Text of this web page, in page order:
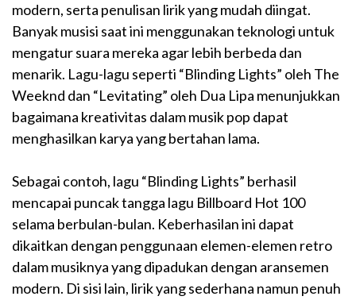
modern, serta penulisan lirik yang mudah diingat.
Banyak musisi saat ini menggunakan teknologi untuk
mengatur suara mereka agar lebih berbeda dan
menarik. Lagu-lagu seperti “Blinding Lights” oleh The
Weeknd dan “Levitating” oleh Dua Lipa menunjukkan
bagaimana kreativitas dalam musik pop dapat
menghasilkan karya yang bertahan lama.
Sebagai contoh, lagu “Blinding Lights” berhasil
mencapai puncak tangga lagu Billboard Hot 100
selama berbulan-bulan. Keberhasilan ini dapat
dikaitkan dengan penggunaan elemen-elemen retro
dalam musiknya yang dipadukan dengan aransemen
modern. Di sisi lain, lirik yang sederhana namun penuh